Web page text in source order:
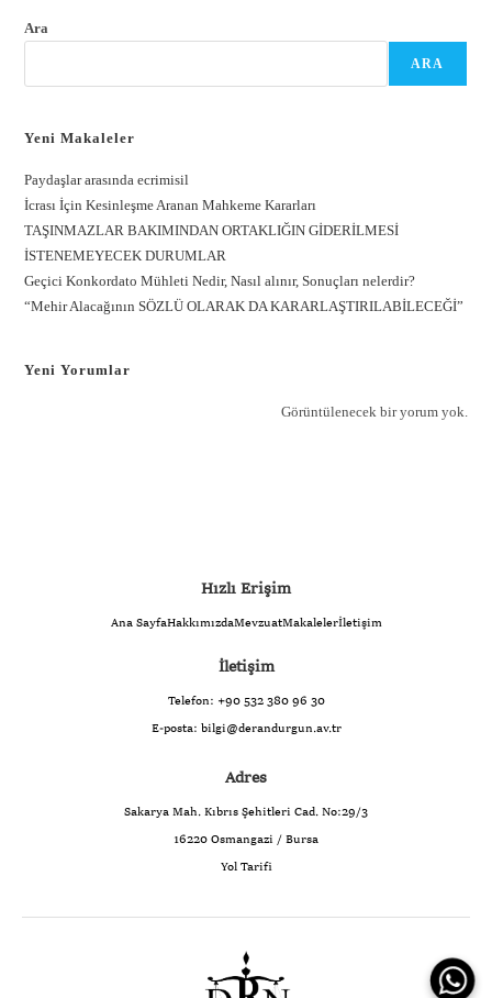
Ara
ARA
Yeni Makaleler
Paydaşlar arasında ecrimisil
İcrası İçin Kesinleşme Aranan Mahkeme Kararları
TAŞINMAZLAR BAKIMINDAN ORTAKLIĞIN GİDERİLMESİ
İSTENEMEYECEK DURUMLAR
Geçici Konkordato Mühleti Nedir, Nasıl alınır, Sonuçları nelerdir?
“Mehir Alacağının SÖZLÜ OLARAK DA KARARLAŞTIRILABİLECEĞİ”
Yeni Yorumlar
Görüntülenecek bir yorum yok.
Hızlı Erişim
Ana SayfaHakkımızdaMevzuatMakalelerİletişim
İletişim
Telefon: +90 532 380 96 30
E-posta: bilgi@derandurgun.av.tr
Adres
Sakarya Mah. Kıbrıs Şehitleri Cad. No:29/3
16220 Osmangazi / Bursa
Yol Tarifi